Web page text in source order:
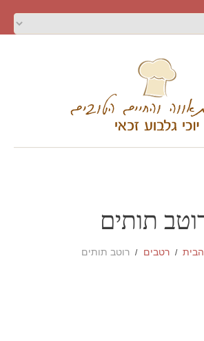
תותים
רטבים רוטב תותים